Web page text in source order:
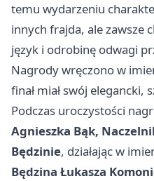
temu wydarzeniu
innych frajda, ale zawsze
język i odrobinę odwagi
Nagrody wręczono w
finał miał swój elegancki,
Podczas uroczystości
Agnieszka Bąk,
Będzinie, działając w
Będzina Łukasza